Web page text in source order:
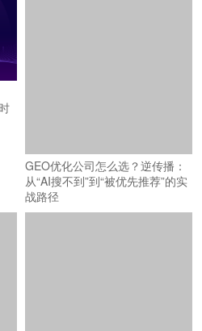
GEO优化公司怎么选？逆传播：
从“AI搜不到”到“被优先推荐”的实
战路径